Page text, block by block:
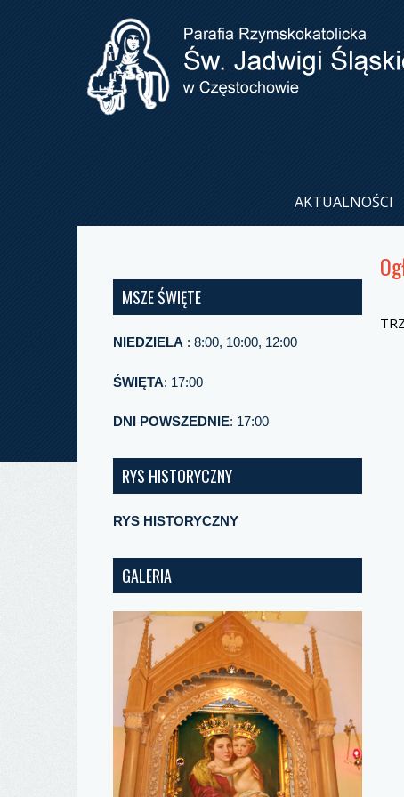
AKTUALNOŚCI
MSZE ŚWIĘTE
NIEDZIELA : 8:00, 10:00, 12:00
ŚWIĘTA: 17:00
DNI POWSZEDNIE: 17:00
RYS HISTORYCZNY
RYS HISTORYCZNY
GALERIA